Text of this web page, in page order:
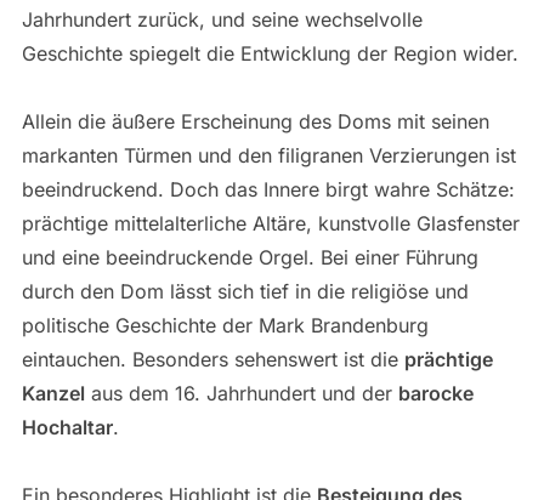
Jahrhundert zurück, und seine wechselvolle
Geschichte spiegelt die Entwicklung der Region wider.
Allein die äußere Erscheinung des Doms mit seinen
markanten Türmen und den filigranen Verzierungen ist
beeindruckend. Doch das Innere birgt wahre Schätze:
prächtige mittelalterliche Altäre, kunstvolle Glasfenster
und eine beeindruckende Orgel. Bei einer Führung
durch den Dom lässt sich tief in die religiöse und
politische Geschichte der Mark Brandenburg
eintauchen. Besonders sehenswert ist die prächtige
Kanzel aus dem 16. Jahrhundert und der barocke
Hochaltar.